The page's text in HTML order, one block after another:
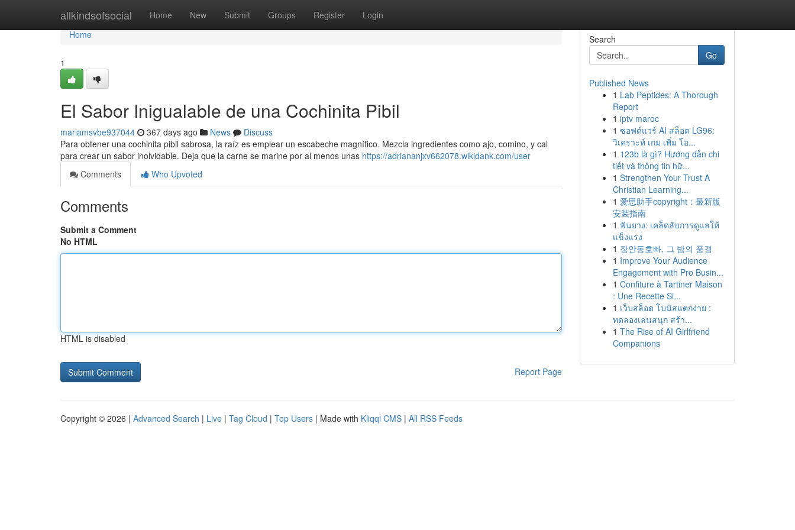
allkindsofsocial Home New Submit Groups Register Login
Home
Home
1
El Sabor Inigualable de una Cochinita Pibil
mariamsvbe937044 367 days ago News
Discuss
Para obtener una cochinita pibil sabrosa, la raíz es emplear un escabeche magnífico. Mezcla ingredientes como ajo, comino, y cal
para crear un sabor inolvidable. Deja que la carne se marine por al menos unas https://adriananjxv662078.wikidank.com/user
Comments
Who Upvoted
Comments
Submit a Comment
No HTML
HTML is disabled
Report Page
Search
Go
Published News
1 Lab Peptides: A Thorough
Report
1 iptv maroc
1 ซอฟต์แวร์ AI สล็อต LG96:
วิเคราะห์ เกม เพิ่ม โอ...
1 123b là gì? Hướng dẫn chi
tiết và thông tin hữ...
1 Strengthen Your Trust A
Christian Learning...
1 爱思助手copyright：最新版
安装指南
1 ฟันยาง: เคล็ดลับการดูแลให้
แข็งแรง
1 장안동호빠, 그 밤의 풍경
1 Improve Your Audience
Engagement with Pro Busin...
1 Confiture à Tartiner Maison
: Une Recette Si...
1 เว็บสล็อต โบนัสแตกง่าย :
ทดลองเล่นสนุก สร้า...
1 The Rise of AI Girlfriend
Companions
Copyright © 2026 | Advanced Search | Live | Tag Cloud | Top Users | Made with Kliqqi CMS | All RSS Feeds